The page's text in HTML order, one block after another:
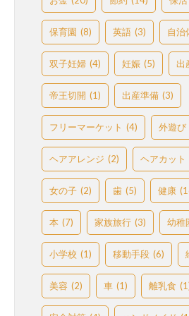
保育園 (8) 英語 (3) 自治
双子妊婦 (4) 妊娠 (5) 出
帝王切開 (1) 出産準備 (3)
フリーマーケット (4) 外遊び
ヘアアレンジ (2) ヘアカット
女の子 (2) 歯 (5) 健康
本 (7) 家族旅行 (3) 幼稚
小学校 (1) 移動手段 (6)
美容 (2) 車 (1) 離乳食